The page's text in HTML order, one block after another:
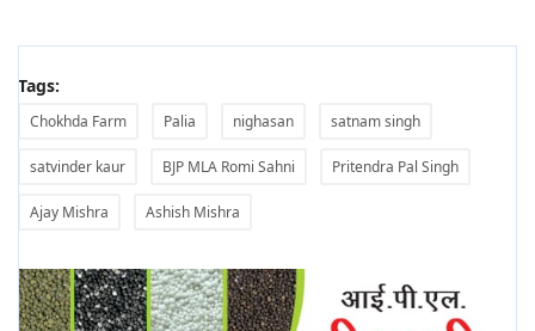
Tags:
Chokhda Farm Palia nighasan satnam singh
satvinder kaur BJP MLA Romi Sahni Pritendra Pal Singh
Ajay Mishra Ashish Mishra